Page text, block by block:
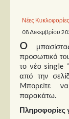
Δίσκοι
Σειρές
Ταινίες
Βιβλία
Video
Νέες Κυκλοφορίες
08 Δεκεμβρίου
O
προσωπικό
το νέο single
από την
Mπορείτε
παρακάτω.
Πληροφορίες